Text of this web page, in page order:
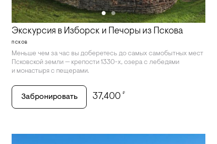
Экскурсия в Изборск и Печоры из Пскова
ПСКОВ
Меньше чем за час вы доберетесь до самых самобытных мест
Псковской земли — крепости 1330-х, озера с лебедями
и монастыря с пещерами.
Забронировать 37,400 ₽